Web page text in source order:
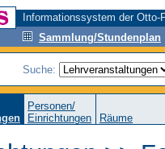
Informationssystem der
Sammlung/Stundenplan
Suche:
Personen/
Einrichtungen
Räume